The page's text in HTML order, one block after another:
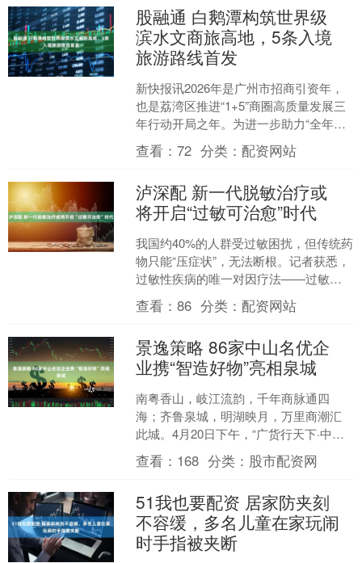
股融通 白鹅潭构筑世界级
滨水文商旅高地，5条入境
旅游路线首发
新快报讯2026年是广州市招商引资年，
也是荔湾区推进“1+5”商圈高质量发展三
年行动开局之年。为进一步助力“全年全
员大招商”行动，推动白鹅潭“工商并举两
业融合”....
查看：72 分类：配资网站
泸深配 新一代脱敏治疗或
将开启“过敏可治愈”时代
我国约40%的人群受过敏困扰，但传统药
物只能“压症状”，无法断根。记者获悉，
过敏性疾病的唯一对因疗法——过敏原
特异性免疫治疗（AIT，俗称脱敏治疗）
已逐步成熟，....
查看：86 分类：配资网站
景逸策略 86家中山名优企
业携“智造好物”亮相泉城
南粤香山，岐江流韵，千年商脉通四
海；齐鲁泉城，明湖映月，万里商潮汇
此城。4月20日下午，“广货行天下·中山
百货进山东”活动在济南市大明湖景区超
然楼广场正式启幕。....
查看： 168 分类： 股市配资网
51我也要配资 居家防夹刻
不容缓，多名儿童在家玩闹
时手指被夹断